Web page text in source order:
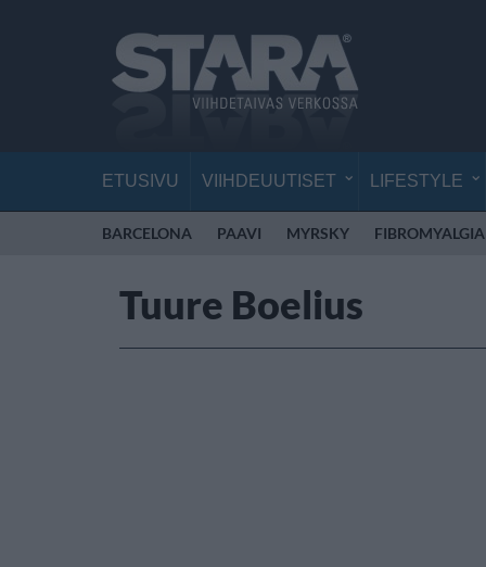
ETUSIVU VIIHDEUUTISET LIFESTYLE
BARCELONA PAAVI MYRSKY FIBROMYALGIA
Tuure Boelius